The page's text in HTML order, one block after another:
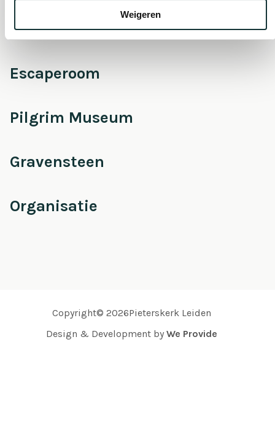
Weigeren
Café Pieter
Escaperoom
Pilgrim Museum
Gravensteen
Organisatie
Copyright© 2026Pieterskerk Leiden
Design & Development by We Provide